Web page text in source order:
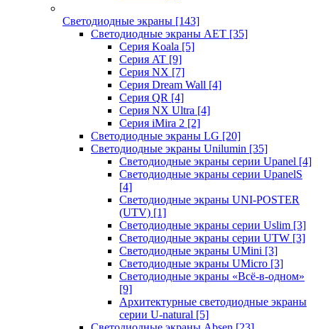
Светодиодные экраны [143]
Светодиодные экраны AET [35]
Cерия Koala [5]
Серия AT [9]
Серия NX [7]
Серия Dream Wall [4]
Серия QR [4]
Серия NX Ultra [4]
Серия iMira 2 [2]
Светодиодные экраны LG [20]
Светодиодные экраны Unilumin [35]
Светодиодные экраны серии Upanel [4]
Светодиодные экраны серии UpanelS
[4]
Светодиодные экраны UNI-POSTER
(UTV) [1]
Светодиодные экраны серии Uslim [3]
Светодиодные экраны серии UTW [3]
Светодиодные экраны UMini [3]
Светодиодные экраны UMicro [3]
Светодиодные экраны «Всё-в-одном»
[9]
Архитектурные светодиодные экраны
серии U-natural [5]